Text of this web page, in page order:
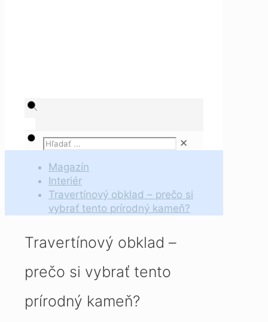
✕
Magazín
Interiér
Travertínový obklad – prečo si
vybrať tento prírodný kameň?
Travertínový obklad –
prečo si vybrať tento
prírodný kameň?